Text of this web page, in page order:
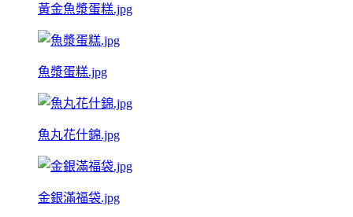
黃金魚漿蛋糕.jpg
魚漿蛋糕.jpg
魚丸花什錦.jpg
金銀滿福袋.jpg